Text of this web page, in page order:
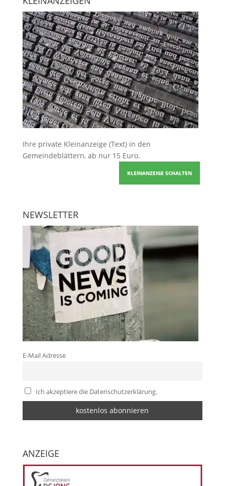
Ihre private Kleinanzeige (Text) in den
Gemeindeblättern, ab nur 15 Euro.
KLEINANZEIGE SCHALTEN
NEWSLETTER
E-Mail Adresse
Ich akzeptiere die Datenschutzerklärung.
ANZEIGE